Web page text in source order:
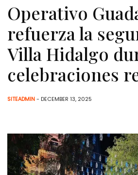
Operativo
refuerza la
Villa Hidalgo
celebraciones
SITEADMIN- DECEMBER 13, 2025